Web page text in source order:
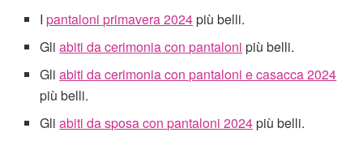
Ipantaloni primavera 2024più belli.
Gliabiti da cerimonia con pantaloni più belli.
Gliabiti da cerimonia con pantaloni e casacca 2024
più belli.
Gliabiti da sposa con pantaloni 2024più belli.